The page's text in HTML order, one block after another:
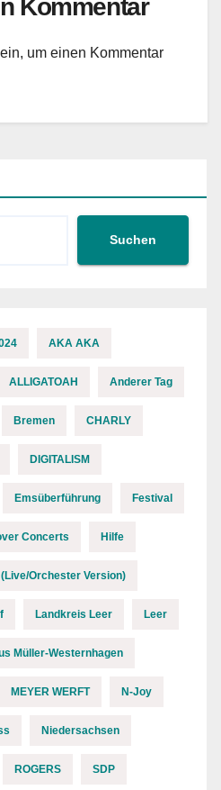
Kommentar
um einen Kommentar
Suchen
AKA AKA
ALLIGATOAH Anderer Tag
Bremen CHARLY
DIGITALISM
Emsüberführung Festival
Concerts Hilfe
(Live/Orchester Version)
Landkreis Leer Leer
Müller-Westernhagen
MEYER WERFT N-Joy
Niedersachsen
ROGERS SDP